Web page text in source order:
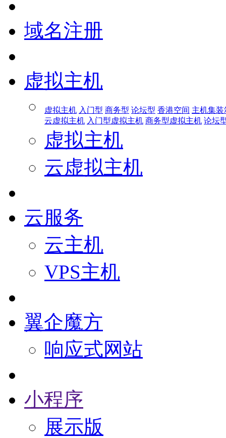
域名注册
虚拟主机
虚拟主机 入门型 商务型 论坛型 香港空间 主机集装
云虚拟主机 入门型虚拟主机 商务型虚拟主机 论坛
虚拟主机
云虚拟主机
云服务
云主机
VPS主机
翼企魔方
响应式网站
小程序
展示版